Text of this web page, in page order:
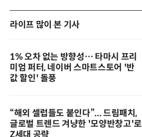
라이프 많이 본 기사
1% 오차 없는 방향성… 타마시 프리
미엄 퍼터, 네이버 스마트스토어 '반
값 할인' 돌풍
“해외 셀럽들도 붙인다”... 드림패치,
글로벌 트렌드 겨냥한 '모양반창고'로
Z세대 공략